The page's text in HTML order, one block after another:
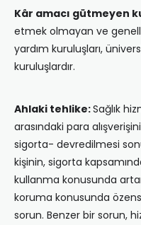
Kâr amacı gütmeyen
etmek olmayan ve
yardım kuruluşları,
kuruluşlardır.
Ahlaki tehlike:Sağlık
arasındaki para
sigorta- devredilmesi
kişinin, sigorta
kullanma konusunda artan
koruma konusunda
sorun. Benzer bir sorun,